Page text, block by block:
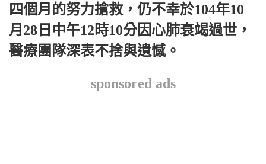
四個月的努力搶救，仍不幸於104年10
月28日中午12時10分因心肺衰竭過世，
醫療團隊深表不捨與遺憾。
sponsored ads